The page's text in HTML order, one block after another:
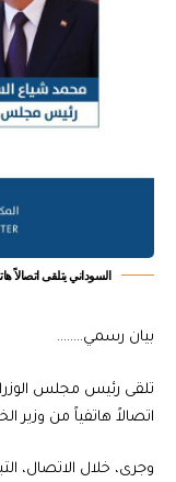
السوداني يتلقى اتصالاً
بيان رسمي……..
تلقى رئيس مجلس
اتصالاً هاتفياً من وزير
وجرى، خلال الاتصال،